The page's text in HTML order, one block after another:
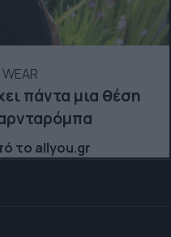
πάντα μια θέση
το allyou.gr